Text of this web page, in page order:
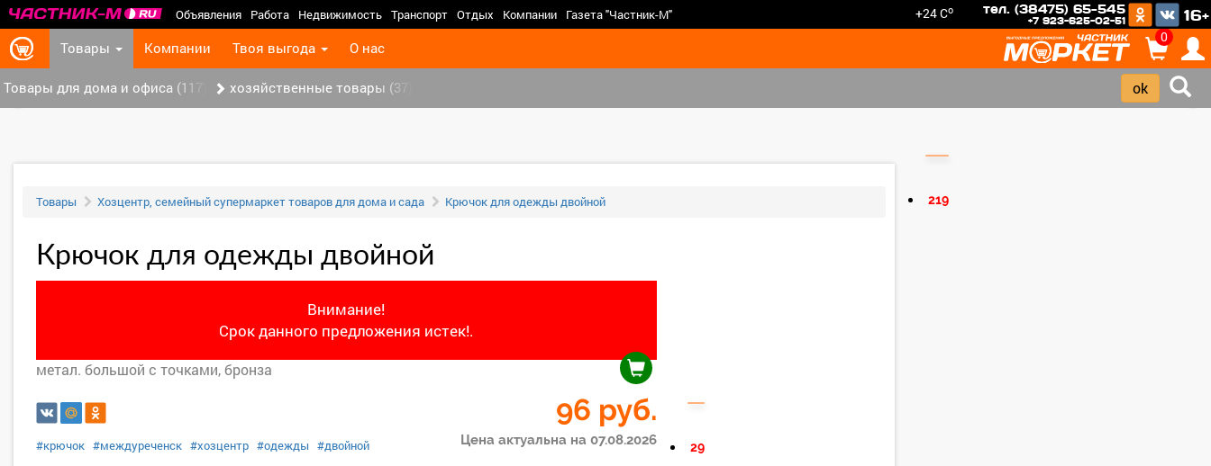
Объявления Работа Недвижимость Транспорт Отдых Компании Газета "Частник-М" +24 Co тел. (38475) 65-545
+7 923-625-02-51 16+
Товары Компании Твоя выгода О нас
0
>
Товары для дома и офиса (117) хозяйственные товары (37)
Товары Хозцентр, семейный супермаркет товаров для дома и сада Крючок для одежды двойной
Крючок для одежды двойной
Внимание!
Срок данного предложения истек!.
метал. большой с точками, бронза
96 руб.
Цена актуальна на 07.08.2026
#крючок #междуреченск #хозцентр #одежды #двойной 29
219
‹ ›